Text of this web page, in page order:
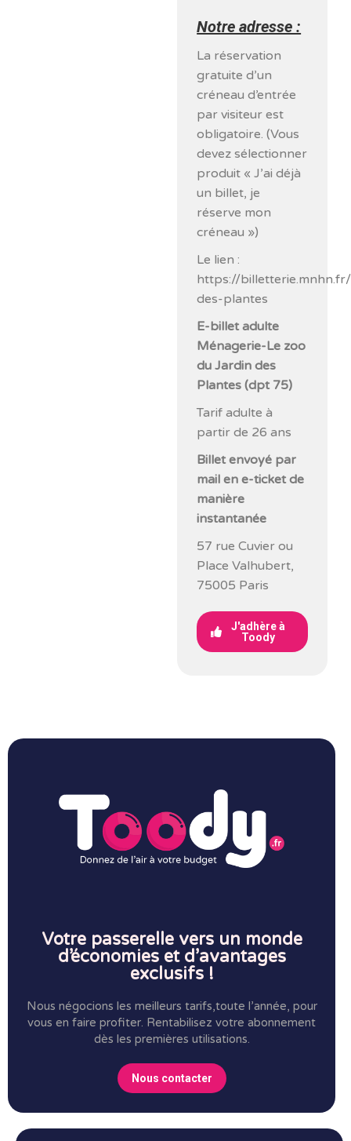
Notre adresse :
La réservation
gratuite d’un
créneau d’entrée
par visiteur est
obligatoire. (Vous
devez sélectionner
produit « J’ai déjà
un billet, je
réserve mon
créneau »)
Le lien :
https://
des-plantes
E-billet adulte
Ménagerie-Le zoo
du Jardin des
Plantes (dpt 75)
Tarif adulte à
partir de 26 ans
Billet envoyé par
mail en e-ticket de
manière
instantanée
57 rue Cuvier ou
Place Valhubert,
75005 Paris
J'adhère à
Toody
Votre passerelle vers un monde
d’économies et d’avantages
exclusifs !
Nous négocions les meilleurs tarifs,toute l’année, pour
vous en faire profiter. Rentabilisez votre abonnement
dès les premières utilisations.
Nous contacter